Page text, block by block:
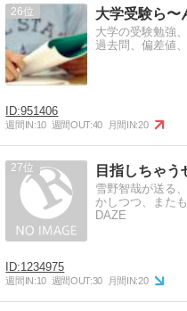
26 大学受験ら〜
大学の受験勉強
過去問、偏差値
951406
週間IN:10 週間OUT:40 月間IN:20
27 目指しちゃう
雪野智哉が送る
かしつつ、また
DAZE
1234975
週間IN:10 週間OUT:30 月間IN:20